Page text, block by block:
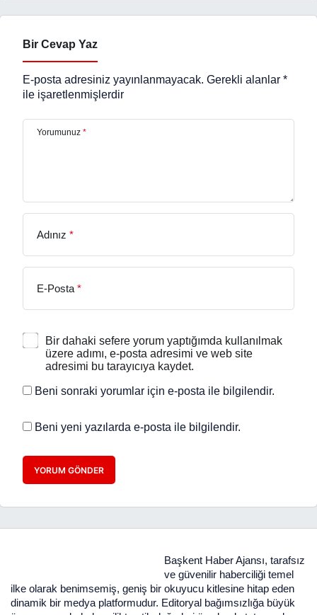
Bir Cevap Yaz
E-posta adresiniz yayınlanmayacak. Gerekli alanlar *
ile işaretlenmişlerdir
Yorumunuz *
Adınız *
E-Posta *
Bir dahaki sefere yorum yaptığımda kullanılmak
üzere adımı, e-posta adresimi ve web site
adresimi bu tarayıcıya kaydet.
Beni sonraki yorumlar için e-posta ile bilgilendir.
Beni yeni yazılarda e-posta ile bilgilendir.
YORUM GÖNDER
Başkent Haber Ajansı, tarafsız
ve güvenilir haberciliği temel
ilke olarak benimsemiş, geniş bir okuyucu kitlesine hitap eden
dinamik bir medya platformudur. Editoryal bağımsızlığa büyük